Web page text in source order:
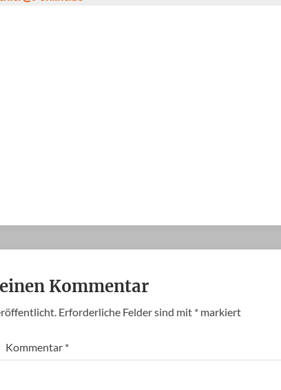
Kommentar
Erforderliche Felder sind mit *markiert
Kommentar *